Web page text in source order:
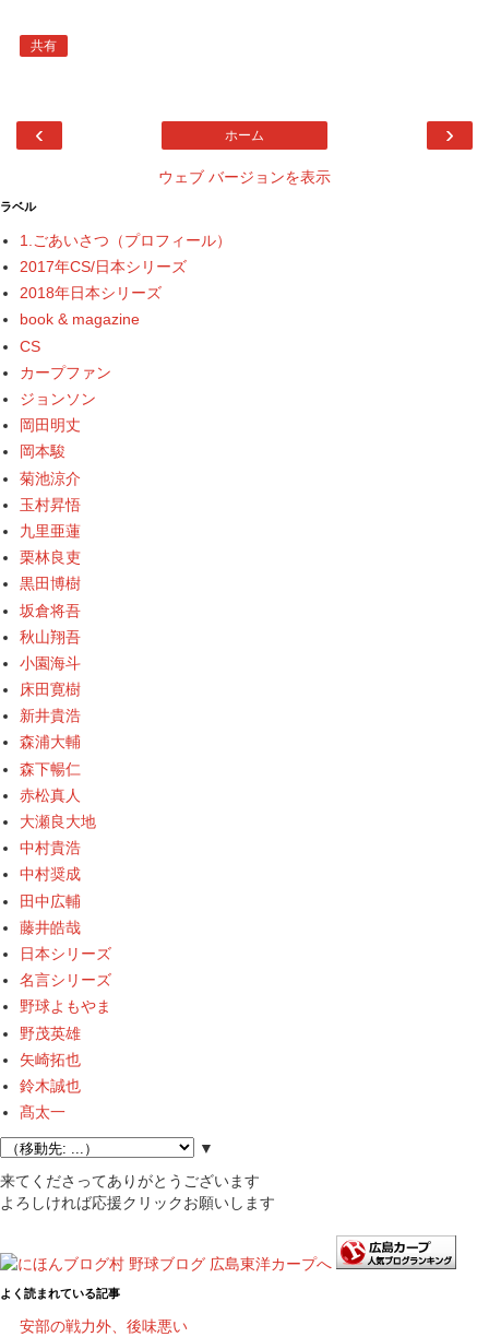
共有
‹ ›
ホーム
ウェブ バージョンを表示
ラベル
1.ごあいさつ（プロフィール）
2017年CS/日本シリーズ
2018年日本シリーズ
book & magazine
CS
カープファン
ジョンソン
岡田明丈
岡本駿
菊池涼介
玉村昇悟
九里亜蓮
栗林良吏
黒田博樹
坂倉将吾
秋山翔吾
小園海斗
床田寛樹
新井貴浩
森浦大輔
森下暢仁
赤松真人
大瀬良大地
中村貴浩
中村奨成
田中広輔
藤井皓哉
日本シリーズ
名言シリーズ
野球よもやま
野茂英雄
矢崎拓也
鈴木誠也
髙太一
▼
来てくださってありがとうございます
よろしければ応援クリックお願いします
よく読まれている記事
安部の戦力外、後味悪い